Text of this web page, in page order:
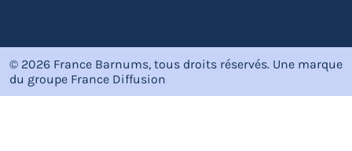
© 2026 France Barnums, tous droits réservés. Une marque
du groupe France Diffusion